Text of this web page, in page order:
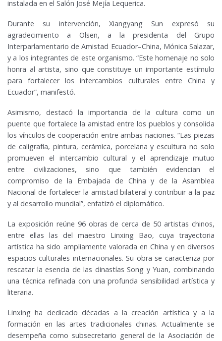
instalada en el Salón José Mejía Lequerica.
Durante su intervención, Xiangyang Sun expresó su
agradecimiento a Olsen, a la presidenta del Grupo
Interparlamentario de Amistad Ecuador–China, Mónica Salazar,
y a los integrantes de este organismo. “Este homenaje no solo
honra al artista, sino que constituye un importante estímulo
para fortalecer los intercambios culturales entre China y
Ecuador”, manifestó.
Asimismo, destacó la importancia de la cultura como un
puente que fortalece la amistad entre los pueblos y consolida
los vínculos de cooperación entre ambas naciones. “Las piezas
de caligrafía, pintura, cerámica, porcelana y escultura no solo
promueven el intercambio cultural y el aprendizaje mutuo
entre civilizaciones, sino que también evidencian el
compromiso de la Embajada de China y de la Asamblea
Nacional de fortalecer la amistad bilateral y contribuir a la paz
y al desarrollo mundial”, enfatizó el diplomático.
La exposición reúne 96 obras de cerca de 50 artistas chinos,
entre ellas las del maestro Linxing Bao, cuya trayectoria
artística ha sido ampliamente valorada en China y en diversos
espacios culturales internacionales. Su obra se caracteriza por
rescatar la esencia de las dinastías Song y Yuan, combinando
una técnica refinada con una profunda sensibilidad artística y
literaria.
Linxing ha dedicado décadas a la creación artística y a la
formación en las artes tradicionales chinas. Actualmente se
desempeña como subsecretario general de la Asociación de